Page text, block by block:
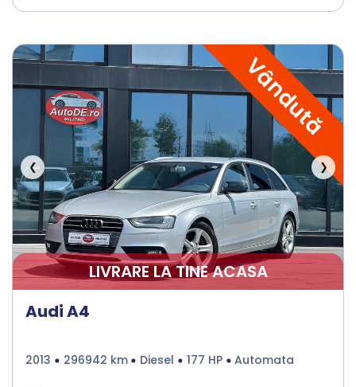
Vândută
❮ ❯
LIVRARE LA TINE ACASA
Audi A4
2013 296942 km Diesel 177 HP Automata